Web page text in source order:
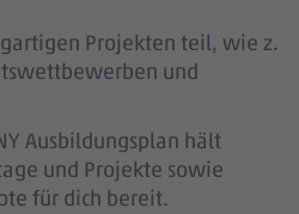
Projekten teil, wie z.
und
Ausbildungsplan hält
und Projekte sowie
für dich bereit.